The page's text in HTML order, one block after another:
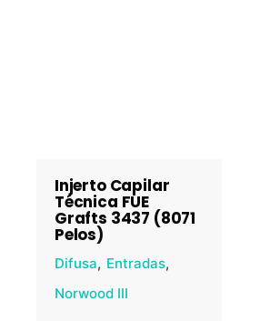
Injerto Capilar
Técnica FUE
Grafts 3437 (8071
Pelos)
Difusa
Entradas
Norwood III